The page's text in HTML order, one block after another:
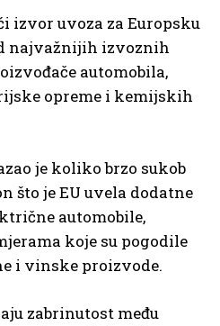
izvor uvoza za Europsku
najvažnijih izvoznih
automobila,
opreme i kemijskih
je koliko brzo sukob
što je EU uvela dodatne
automobile,
koje su pogodile
i vinske proizvode.
zabrinutost među